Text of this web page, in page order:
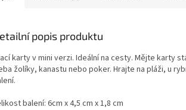
popis produktu
karty v mini verzi. Ideální na cesty. Mějte karty
žolíky, kanastu nebo poker. Hrajte na pláži, u
balení: 6cm x 4,5 cm x 1,8 cm